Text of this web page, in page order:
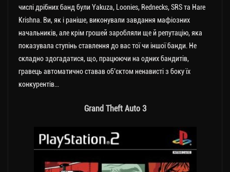
числі дрібних банд були Yakuza, Loonies, Rednecks, SRS та Hare
Krishna. Ви, як і раніше, виконували завдання мафіозних
начальників, але крім грошей заробляли ще й репутацію, яка
показувала ступінь ставлення до вас тої чи іншої банди. Не
складно здогадатися, що, працюючи на одних бандитів,
гравець автоматично ставав об’єктом ненависті з боку їх
конкурентів…
Grand Theft Auto 3